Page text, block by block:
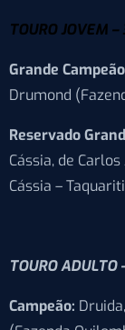
TOURO JOVEM
Grande
Drumond
Reservado
Cássia, de
Cássia –
TOURO
Campeão: